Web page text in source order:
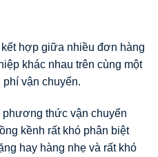
hợp giữa nhiều đơn hàng
khác nhau trên cùng một
vận chuyển.
phương thức vận chuyển
kềnh rất khó phân biệt
hay hàng nhẹ và rất khó